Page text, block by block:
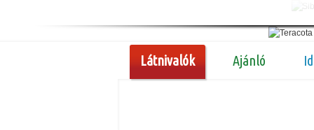
Látnivalók Ajánló